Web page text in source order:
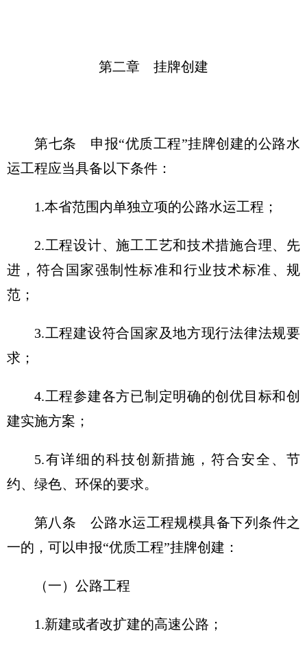
第二章 挂牌创建
第七条 申报“优质工程”挂牌创建的公路水
运工程应当具备以下条件：
1.本省范围内单独立项的公路水运工程；
2.工程设计、施工工艺和技术措施合理、先
进，符合国家强制性标准和行业技术标准、规
范；
3.工程建设符合国家及地方现行法律法规要
求；
4.工程参建各方已制定明确的创优目标和创
建实施方案；
5.有详细的科技创新措施，符合安全、节
约、绿色、环保的要求。
第八条 公路水运工程规模具备下列条件之
一的，可以申报“优质工程”挂牌创建：
（一）公路工程
1.新建或者改扩建的高速公路；